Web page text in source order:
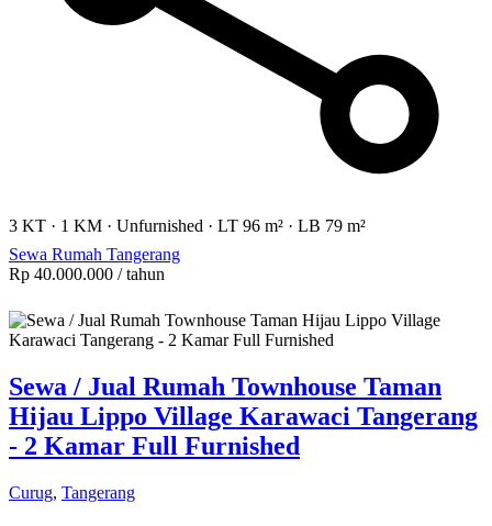
3 KT · 1 KM · Unfurnished · LT 96 m² · LB 79 m²
Sewa Rumah Tangerang
Rp 40.000.000 / tahun
Sewa / Jual Rumah Townhouse Taman
Hijau Lippo Village Karawaci Tangerang
- 2 Kamar Full Furnished
Curug, Tangerang